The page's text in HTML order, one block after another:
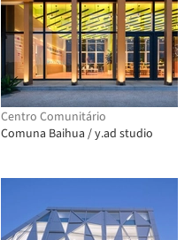
Centro Comunitário
Comuna Baihua / y.ad studio